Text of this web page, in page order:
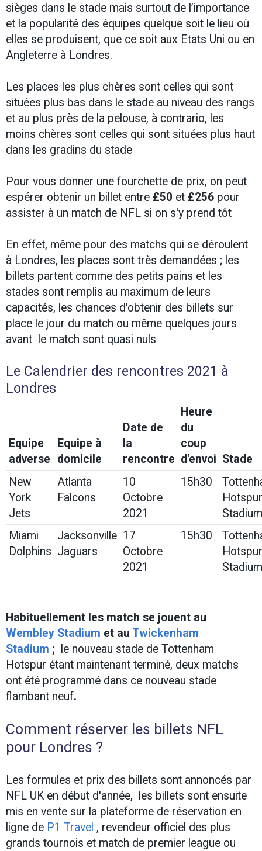
sièges dans le stade mais surtout de l’importance
et la popularité des équipes quelque soit le lieu où
elles se produisent, que ce soit aux Etats Uni ou en
Angleterre à Londres.
Les places les plus chères sont celles qui sont
situées plus bas dans le stade au niveau des rangs
et au plus près de la pelouse, à contrario, les
moins chères sont celles qui sont situées plus haut
dans les gradins du stade
Pour vous donner une fourchette de prix, on peut
espérer obtenir un billet entre £50 et £256 pour
assister à un match de NFL si on s'y prend tôt
En effet, même pour des matchs qui se déroulent
à Londres, les places sont très demandées ; les
billets partent comme des petits pains et les
stades sont remplis au maximum de leurs
capacités, les chances d'obtenir des billets sur
place le jour du match ou même quelques jours
avant le match sont quasi nuls
Le Calendrier des rencontres 2021 à
Londres
Equipe
adverse
Equipe à
domicile
Date de
la
rencontre
Heure
du
coup
d'envoi Stade
New
York
Jets
Atlanta
Falcons
10
Octobre
2021
15h30
Hotspur
Miami
Dolphins
Jacksonville
Jaguars
17
Octobre
2021
15h30
Hotspur
Stadium
Habituellement les match se jouent au
Wembley Stadium et au Twickenham
Stadium ;
le nouveau stade de Tottenham
Hotspur étant maintenant terminé, deux matchs
ont été programmé dans ce nouveau stade
flambant neuf.
Comment réserver les billets NFL
pour Londres ?
Les formules et prix des billets sont annoncés par
NFL UK en début d'année, les billets sont ensuite
mis en vente sur la plateforme de réservation en
ligne de P1 Travel , revendeur officiel des plus
grands tournois et match de premier league ou